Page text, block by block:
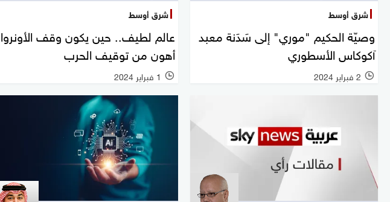
شرق أوسط
وصيّة الحكيم "موري" إلى سَدَنة معبد
آكوكاس الأسطوري
2 فبراير 2024
شرق أوسط
عالم لطيف.. حين يكون وقف الأونروا
أهون من توقيف الحرب
1 فبراير 2024